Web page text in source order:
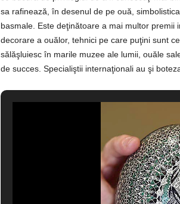
sa rafinează, în desenul de pe ouă,
basmale. Este deţinătoare a mai multor
decorare a ouălor, tehnici pe care puţini sunt
sălăşluiesc în marile muzee ale lumii, ouăle
de succes. Specialiştii internaţionali au şi